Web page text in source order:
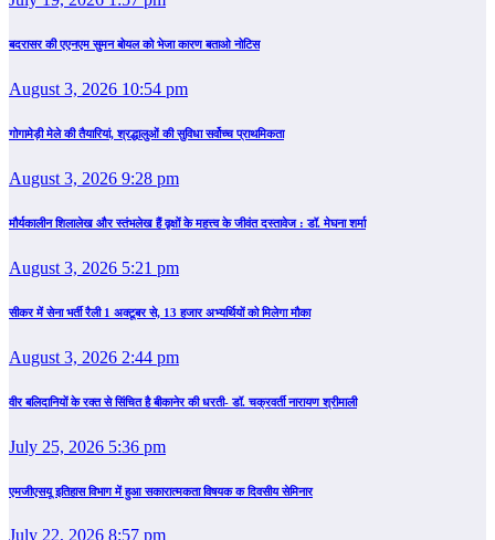
बदरासर की एएनएम सुमन बोयल को भेजा कारण बताओ नोटिस
August 3, 2026 10:54 pm
गोगामेड़ी मेले की तैयारियां, श्रद्धालुओं की सुविधा सर्वोच्च प्राथमिकता
August 3, 2026 9:28 pm
मौर्यकालीन शिलालेख और स्तंभलेख हैं वृक्षों के महत्त्व के जीवंत दस्तावेज : डॉ. मेघना शर्मा
August 3, 2026 5:21 pm
सीकर में सेना भर्ती रैली 1 अक्टूबर से, 13 हजार अभ्यर्थियों को मिलेगा मौका
August 3, 2026 2:44 pm
वीर बलिदानियों के रक्त से सिंचित है बीकानेर की धरती- डॉ. चक्रवर्ती नारायण श्रीमाली
July 25, 2026 5:36 pm
एमजीएसयू इतिहास विभाग में हुआ सकारात्मकता विषयक क दिवसीय सेमिनार
July 22, 2026 8:57 pm